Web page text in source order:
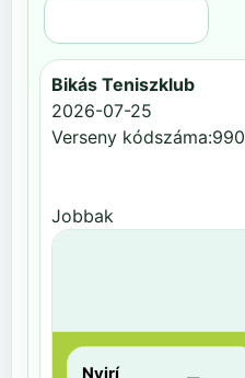
Bikás Teniszklub
2026-07-25
Verseny kódszáma:990
Jobbak
Nyirí